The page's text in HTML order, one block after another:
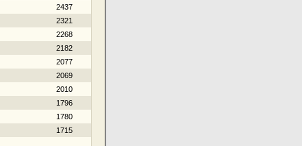
2437
2321
2268
2182
2077
2069
2010
1796
1780
1715